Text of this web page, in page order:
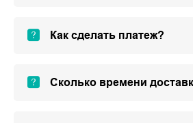
Как сделать платеж?
Сколько времени